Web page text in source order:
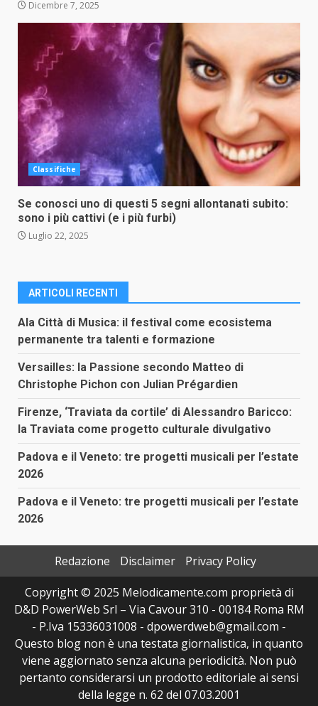
Dicembre 7, 2025
Classifiche
Se conosci uno di questi 5 segni allontanati subito:
sono i più cattivi (e i più furbi)
Luglio 22, 2025
ARTICOLI RECENTI
Ala Città di Musica: il festival come ecosistema
permanente tra talenti e formazione
Versailles: la Passione secondo Matteo di
Christophe Pichon con Julian Prégardien
Firenze, ‘Traviata da cortile’ di Alessandro Baricco:
la Traviata come progetto culturale divulgativo
Padova e il Veneto: tre progetti musicali per l’estate
2026
Padova e il Veneto: tre progetti musicali per l’estate
2026
Redazione Disclaimer
Privacy Policy
Copyright © 2025 Melodicamente.com proprietà di
D&D PowerWeb Srl – Via Cavour 310 - 00184 Roma RM
- P.Iva 15336031008 - dpowerdweb@gmail.com -
Questo blog non è una testata giornalistica, in quanto
viene aggiornato senza alcuna periodicità. Non può
pertanto considerarsi un prodotto editoriale ai sensi
della legge n. 62 del 07.03.2001